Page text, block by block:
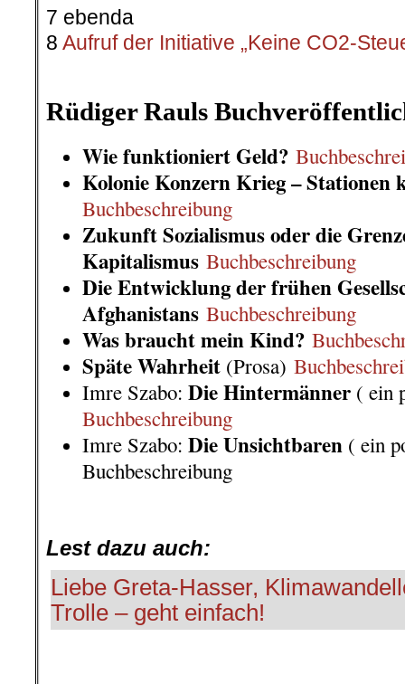
7 ebenda
8 Aufruf der Initiative „Keine CO2-
Rüdiger Rauls
Wie funktioniert Geld?
Kolonie Konzern Krieg –
Buchbeschreibung
Zukunft Sozialismus oder die
Kapitalismus Buchbeschreibung
Die Entwicklung der frühen
Afghanistans Buchbeschreibung
Was braucht mein Kind?
Späte Wahrheit (Prosa)
Imre Szabo: Die Hintermänner ( ein
Buchbeschreibung
Imre Szabo: Die Unsichtbaren ( ein
Buchbeschreibung
Lest dazu auch:
Liebe Greta-Hasser,
Trolle – geht einfach!